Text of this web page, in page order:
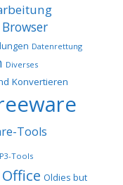
Browser
Datenrettung
Diverses
Konvertieren
Tools
Tools
Office Oldies but